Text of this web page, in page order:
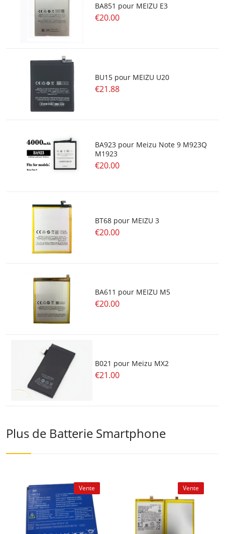
BA851 pour MEIZU E3
€20.00
BU15 pour MEIZU U20
€21.88
BA923 pour Meizu Note 9 M923Q
M1923
€20.00
BT68 pour MEIZU 3
€20.00
BA611 pour MEIZU M5
€20.00
B021 pour Meizu MX2
€21.00
Plus de Batterie Smartphone
Vente Vente